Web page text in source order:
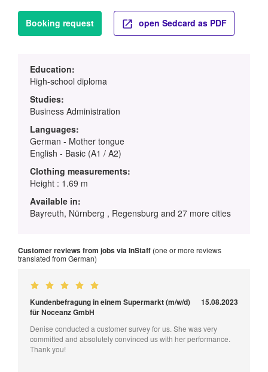
Booking request open Sedcard as PDF
Education:
High-school diploma
Studies:
Business Administration
Languages:
German - Mother tongue
English - Basic (A1 / A2)
Clothing measurements:
Height : 1.69 m
Available in:
Bayreuth, Nürnberg , Regensburg and 27 more cities
Customer reviews from jobs via InStaff (one or more reviews
translated from German)
Kundenbefragung in einem Supermarkt (m/w/d)
für Noceanz GmbH
15.08.2023
Denise conducted a customer survey for us. She was very
committed and absolutely convinced us with her performance.
Thank you!